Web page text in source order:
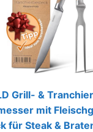
Grill- &
mit
für Steak &